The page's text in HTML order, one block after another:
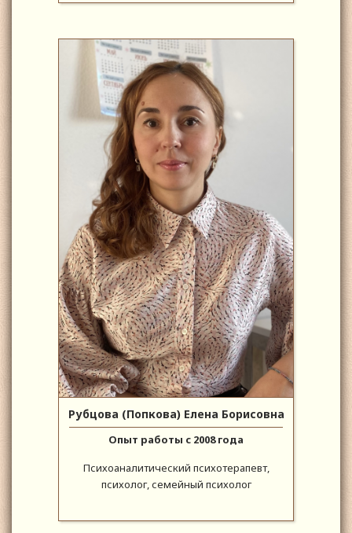
Рубцова (Попкова) Елена Борисовна
Опыт работы с 2008 года
Психоаналитический психотерапевт,
психолог, семейный психолог